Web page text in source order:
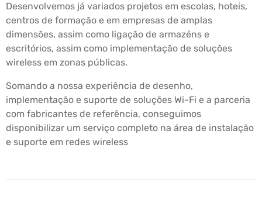
Desenvolvemos já variados projetos em escolas, hoteis,
centros de formação e em empresas de amplas
dimensões, assim como ligação de armazéns e
escritórios, assim como implementação de soluções
wireless em zonas públicas.
Somando a nossa experiência de desenho,
implementação e suporte de soluções Wi-Fi e a parceria
com fabricantes de referência, conseguimos
disponibilizar um serviço completo na área de instalação
e suporte em redes wireless